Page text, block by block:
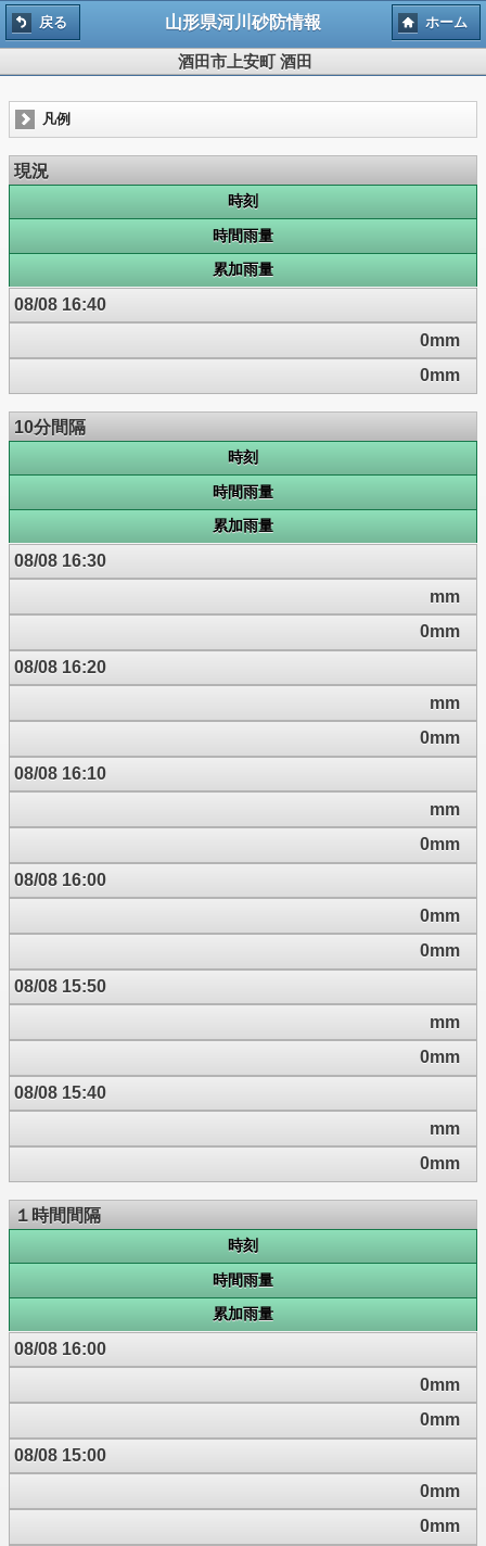
戻る 山形県河川砂防情報 ホーム
酒田市上安町 酒田
凡例
現況
時刻
時間雨量
累加雨量
08/08 16:40
0mm
0mm
10分間隔
時刻
時間雨量
累加雨量
08/08 16:30
mm
0mm
08/08 16:20
mm
0mm
08/08 16:10
mm
0mm
08/08 16:00
0mm
0mm
08/08 15:50
mm
0mm
08/08 15:40
mm
0mm
１時間間隔
時刻
時間雨量
累加雨量
08/08 16:00
0mm
0mm
08/08 15:00
0mm
0mm